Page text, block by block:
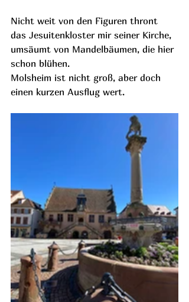
Nicht weit von den Figuren thront
das Jesuitenkloster mir seiner Kirche,
umsäumt von Mandelbäumen, die hier
schon blühen.
Molsheim ist nicht groß, aber doch
einen kurzen Ausflug wert.